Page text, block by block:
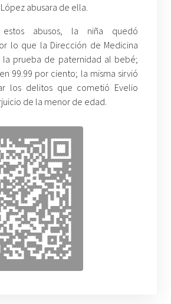
abusara de ella.
abusos, la niña quedó
lo que la Dirección de Medicina
la prueba de paternidad al bebé;
99.99 por ciento; la misma sirvió
los delitos que cometió Evelio
de la menor de edad.